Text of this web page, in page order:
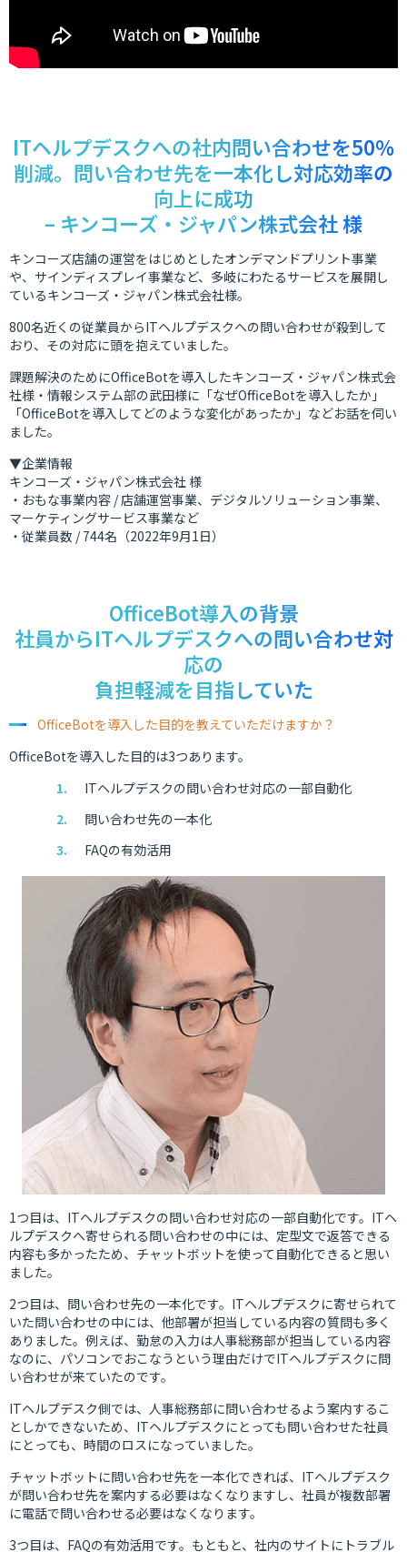
ITヘルプデスクへの社内問い合わせを50％
削減。問い合わせ先を一本化し対応効率の
向上に成功
– キンコーズ・ジャパン株式会社 様
キンコーズ店舗の運営をはじめとしたオンデマンドプリント事業
や、サインディスプレイ事業など、多岐にわたるサービスを展開し
ているキンコーズ・ジャパン株式会社様。
800名近くの従業員からITヘルプデスクへの問い合わせが殺到して
おり、その対応に頭を抱えていました。
課題解決のためにOfficeBotを導入したキンコーズ・ジャパン株式会
社様・情報システム部の武田様に「なぜOfficeBotを導入したか」
「OfficeBotを導入してどのような変化があったか」などお話を伺い
ました。
▼企業情報
キンコーズ・ジャパン株式会社 様
・おもな事業内容 / 店舗運営事業、デジタルソリューション事業、
マーケティングサービス事業など
・従業員数 / 744名（2022年9月1日）
OfficeBot導入の背景
社員からITヘルプデスクへの問い合わせ対
応の
負担軽減を目指していた
OfficeBotを導入した目的を教えていただけますか？
OfficeBotを導入した目的は3つあります。
ITヘルプデスクの問い合わせ対応の一部自動化
問い合わせ先の一本化
FAQの有効活用
1つ目は、ITヘルプデスクの問い合わせ対応の一部自動化です。ITヘ
ルプデスクへ寄せられる問い合わせの中には、定型文で返答できる
内容も多かったため、チャットボットを使って自動化できると思い
ました。
2つ目は、問い合わせ先の一本化です。ITヘルプデスクに寄せられて
いた問い合わせの中には、他部署が担当している内容の質問も多く
ありました。例えば、勤怠の入力は人事総務部が担当している内容
なのに、パソコンでおこなうという理由だけでITヘルプデスクに問
い合わせが来ていたのです。
ITヘルプデスク側では、人事総務部に問い合わせるよう案内するこ
としかできないため、ITヘルプデスクにとっても問い合わせた社員
にとっても、時間のロスになっていました。
チャットボットに問い合わせ先を一本化できれば、ITヘルプデスク
が問い合わせ先を案内する必要はなくなりますし、社員が複数部署
に電話で問い合わせる必要はなくなります。
3つ目は、FAQの有効活用です。もともと、社内のサイトにトラブル